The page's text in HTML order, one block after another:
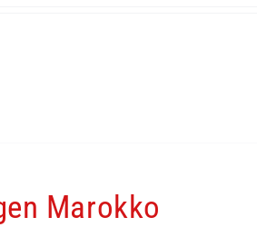
Marokko